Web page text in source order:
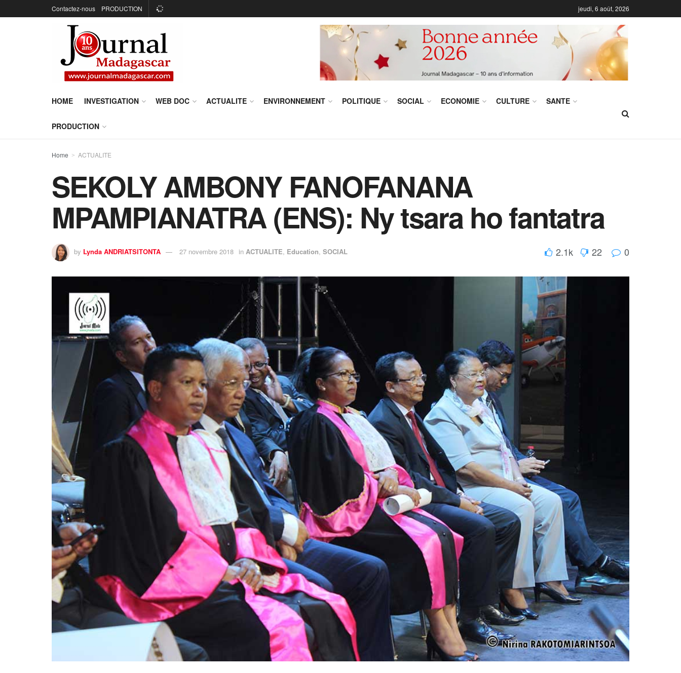
Contactez-nous PRODUCTION jeudi, 6 août, 2026
HOME INVESTIGATION WEB DOC ACTUALITE ENVIRONNEMENT POLITIQUE SOCIAL ECONOMIE CULTURE SANTE
PRODUCTION
Home ACTUALITE
SEKOLY AMBONY FANOFANANA
MPAMPIANATRA (ENS): Ny tsara ho fantatra
by Lynda ANDRIATSITONTA 27 novembre 2018 in ACTUALITE, Education, SOCIAL 2.1k 22 0